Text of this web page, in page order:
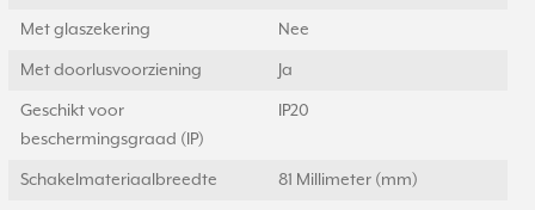
Met glaszekering Nee
Met doorlusvoorziening Ja
Geschikt voor
beschermingsgraad (IP)
IP20
Schakelmateriaalbreedte 81 Millimeter (mm)